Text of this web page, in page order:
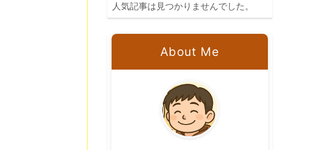
人気記事は見つかりませんでした。
About Me